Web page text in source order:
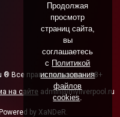
® Все права защищены. 18+
на сайте admin@myliverpool.ru
by XaNDeR.
Продолжая
просмотр
страниц сайта,
вы
соглашаетесь
с Политикой
использования
файлов
cookies